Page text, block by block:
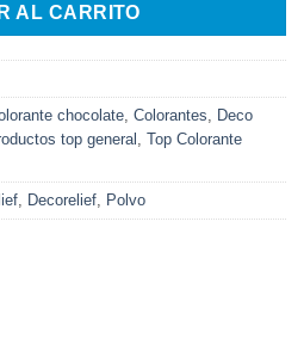
AL CARRITO
chocolate, Colorantes, Deco
top general , Top Colorante
, Decorelief, Polvo